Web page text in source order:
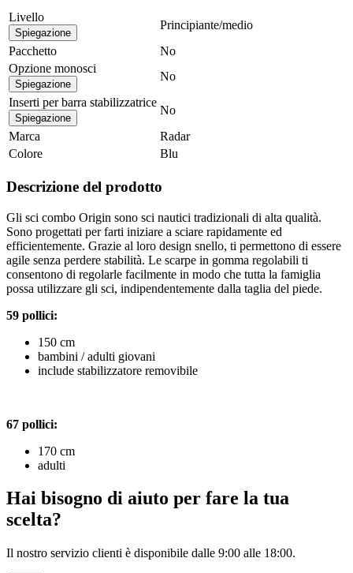
Livello
Spiegazione
Principiante/medio
Pacchetto
No
Opzione monosci
Spiegazione
No
Inserti per barra stabilizzatrice
Spiegazione
No
Marca
Radar
Colore
Blu
Descrizione del prodotto
Gli sci combo Origin sono sci nautici tradizionali di alta qualità.
Sono progettati per farti iniziare a sciare rapidamente ed
efficientemente. Grazie al loro design snello, ti permettono di essere
agile senza perdere stabilità. Le scarpe in gomma regolabili ti
consentono di regolarle facilmente in modo che tutta la famiglia
possa utilizzare gli sci, indipendentemente dalla taglia del piede.
59 pollici:
150 cm
bambini / adulti giovani
include stabilizzatore removibile
67 pollici:
170 cm
adulti
Hai bisogno di aiuto per fare la tua
scelta?
Il nostro servizio clienti è disponibile dalle 9:00 alle 18:00.